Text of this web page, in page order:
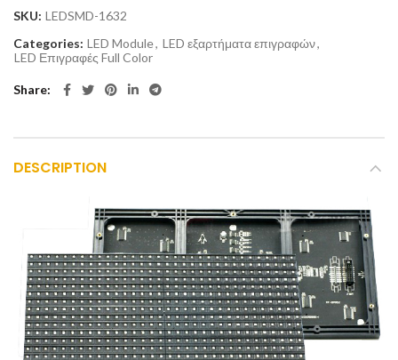
SKU: LEDSMD-1632
Categories: LED Module, LED εξαρτήματα επιγραφών,
LED Επιγραφές Full Color
Share
DESCRIPTION